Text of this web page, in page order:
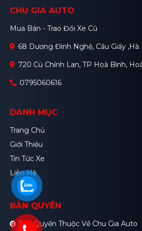
CHU GIA AUTO
Mua Bán - Trao Đổi Xe Cũ
68 Dương Đình Nghệ, Cầu Giấy ,Hà
720 Cù Chính Lan, TP Hoà Bình,
0795060616
DANH MỤC
Trang Chủ
Giới Thiệu
Tin Tức Xe
Liên Hệ
BẢN QUYỀN
Bản Quyền Thuộc Về Chu Gia Auto